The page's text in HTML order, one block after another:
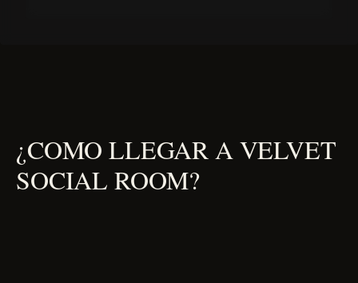
¿COMO LLEGAR A VELVET
SOCIAL ROOM?